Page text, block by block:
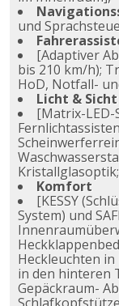
und
[Adaptiver
bis 210 km/h);
HoD, Notfall-
Licht & Sicht
[Matrix-LED-
Komfort
[KESSY
System) und
Heckleuchten
in den hinteren
Gepäckraum-